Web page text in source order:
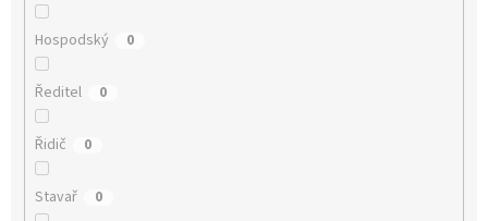
Hospodský 0
Ředitel 0
Řidič 0
Stavař 0